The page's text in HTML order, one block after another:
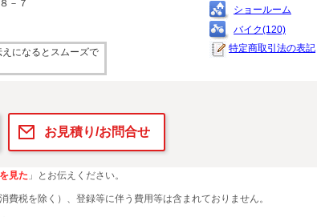
－７
えになるとスムーズで
ショールーム
バイク(120)
特定商取引法の表記
お見積り/お問合せ
見た 」とお伝えください。
税を除く）、登録等に伴う費用等は含まれておりません。